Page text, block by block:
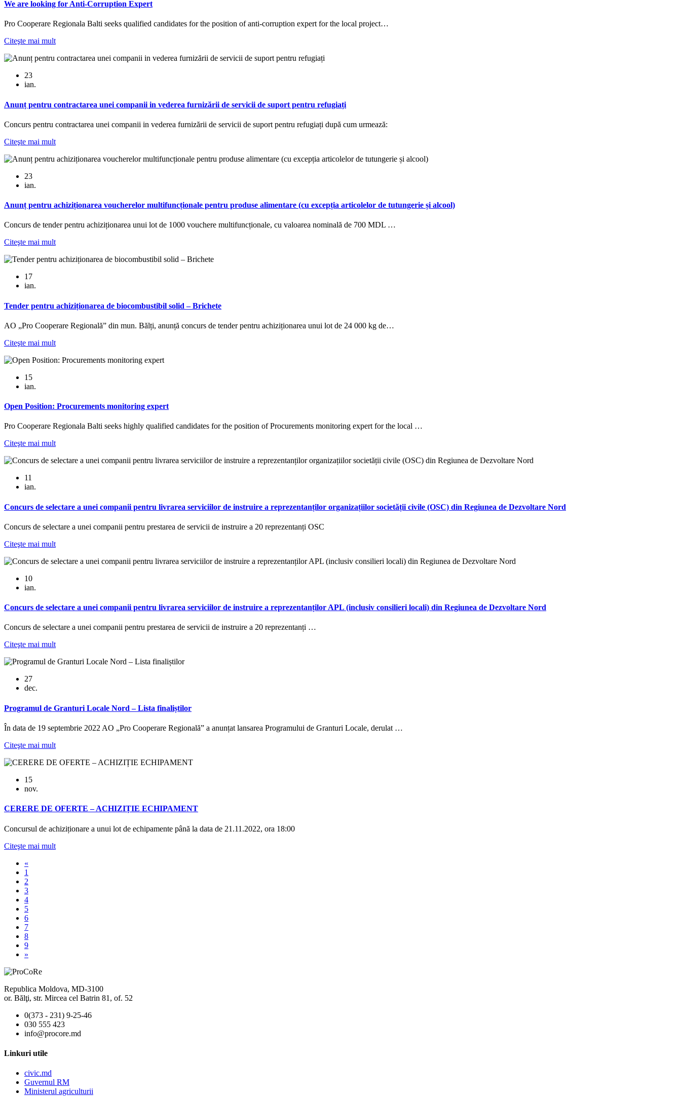
We are looking for Anti-Corruption Expert
Pro Cooperare Regionala Balti seeks qualified candidates for the position of anti-corruption expert for the local project…
Citeşte mai mult
23
ian.
Anunț pentru contractarea unei companii in vederea furnizării de servicii de suport pentru refugiați
Concurs pentru contractarea unei companii in vederea furnizării de servicii de suport pentru refugiați după cum urmează:
Citeşte mai mult
23
ian.
Anunț pentru achiziționarea voucherelor multifuncționale pentru produse alimentare (cu excepția articolelor de tutungerie și alcool)
Concurs de tender pentru achiziționarea unui lot de 1000 vouchere multifuncționale, cu valoarea nominală de 700 MDL …
Citeşte mai mult
17
ian.
Tender pentru achiziționarea de biocombustibil solid – Brichete
AO „Pro Cooperare Regională” din mun. Bălți, anunță concurs de tender pentru achiziționarea unui lot de 24 000 kg de…
Citeşte mai mult
15
ian.
Open Position: Procurements monitoring expert
Pro Cooperare Regionala Balti seeks highly qualified candidates for the position of Procurements monitoring expert for the local …
Citeşte mai mult
11
ian.
Concurs de selectare a unei companii pentru livrarea serviciilor de instruire a reprezentanților organizațiilor societății civile (OSC) din Regiunea de Dezvoltare Nord
Concurs de selectare a unei companii pentru prestarea de servicii de instruire a 20 reprezentanți OSC
Citeşte mai mult
10
ian.
Concurs de selectare a unei companii pentru livrarea serviciilor de instruire a reprezentanților APL (inclusiv consilieri locali) din Regiunea de Dezvoltare Nord
Concurs de selectare a unei companii pentru prestarea de servicii de instruire a 20 reprezentanți …
Citeşte mai mult
27
dec.
Programul de Granturi Locale Nord – Lista finaliștilor
În data de 19 septembrie 2022 AO „Pro Cooperare Regională” a anunțat lansarea Programului de Granturi Locale, derulat …
Citeşte mai mult
15
nov.
CERERE DE OFERTE – ACHIZIȚIE ECHIPAMENT
Concursul de achiziționare a unui lot de echipamente până la data de 21.11.2022, ora 18:00
Citeşte mai mult
«
1
2
3
4
5
6
7
8
9
»
Republica Moldova, MD-3100
or. Bălţi, str. Mircea cel Batrin 81, of. 52
0(373 - 231) 9-25-46
030 555 423
info@procore.md
Linkuri utile
civic.md
Guvernul RM
Ministerul agriculturii